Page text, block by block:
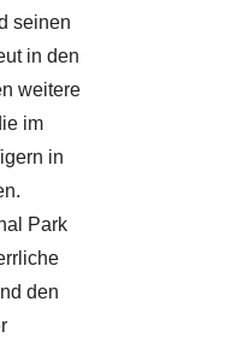
seinen
in den
weitere
im
in
Park
den